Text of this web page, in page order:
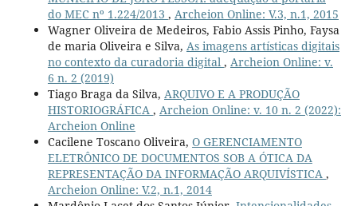
do MEC nº 1.224/2013 , Archeion Online: V.3, n.1, 2015
Wagner Oliveira de Medeiros, Fabio Assis Pinho, Faysa
de maria Oliveira e Silva, As imagens artísticas digitais
no contexto da curadoria digital , Archeion Online: v.
6 n. 2 (2019)
Tiago Braga da Silva, ARQUIVO E A PRODUÇÃO
HISTORIOGRÁFICA , Archeion Online: v. 10 n. 2 (2022):
Archeion Online
Cacilene Toscano Oliveira, O GERENCIAMENTO
ELETRÔNICO DE DOCUMENTOS SOB A ÓTICA DA
REPRESENTAÇÃO DA INFORMAÇÃO ARQUIVÍSTICA ,
Archeion Online: V.2, n.1, 2014